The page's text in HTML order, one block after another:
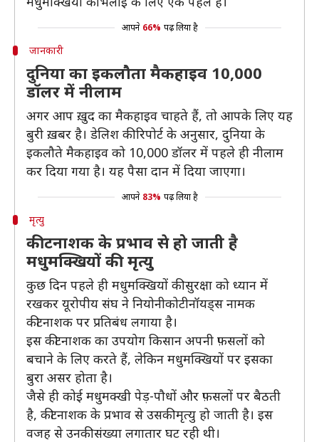
आपने 66% पढ़ लिया है
जानकारी
दुनिया का इकलौता मैकहाइव 10,000
डॉलर में नीलाम
अगर आप ख़ुद का मैकहाइव चाहते हैं, तो आपके लिए यह
बुरी ख़बर है। डेलिश की रिपोर्ट के अनुसार, दुनिया के
इकलौते मैकहाइव को 10,000 डॉलर में पहले ही नीलाम
कर दिया गया है। यह पैसा दान में दिया जाएगा।
आपने 83% पढ़ लिया है
मृत्यु
कीटनाशक के प्रभाव से हो जाती है
मधुमक्खियों की मृत्यु
कुछ दिन पहले ही मधुमक्खियों की सुरक्षा को ध्यान में
रखकर यूरोपीय संघ ने नियोनीकोटीनॉयड्स नामक
कीटनाशक पर प्रतिबंध लगाया है।
इस कीटनाशक का उपयोग किसान अपनी फ़सलों को
बचाने के लिए करते हैं, लेकिन मधुमक्खियों पर इसका
बुरा असर होता है।
जैसे ही कोई मधुमक्खी पेड़-पौधों और फ़सलों पर बैठती
है, कीटनाशक के प्रभाव से उसकी मृत्यु हो जाती है। इस
वजह से उनकी संख्या लगातार घट रही थी।